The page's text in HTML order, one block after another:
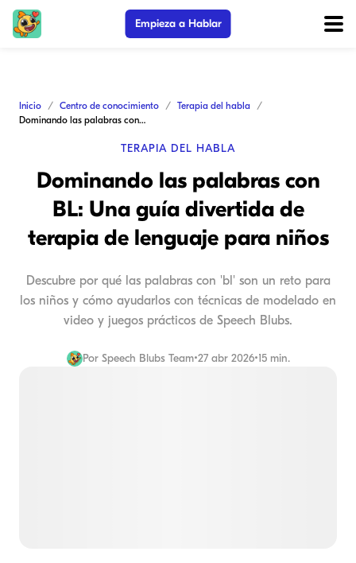
Empieza a Hablar
Inicio Centro de conocimiento
Terapia del habla
Dominando las palabras con BL: Una guía divertida de terapia de lenguaje para niños
TERAPIA DEL HABLA
Dominando las palabras con
BL: Una guía divertida de
terapia de lenguaje para niños
Descubre por qué las palabras con 'bl' son un reto para
los niños y cómo ayudarlos con técnicas de modelado en
video y juegos prácticos de Speech Blubs.
Por Speech Blubs Team•27 abr 2026•15 min.